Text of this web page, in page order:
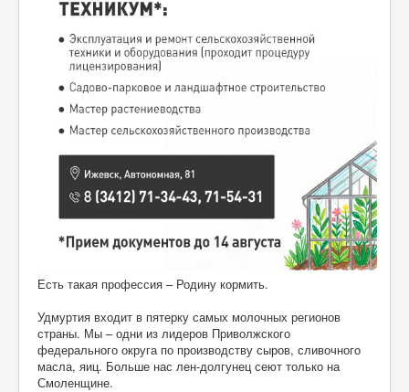
Есть такая профессия – Родину кормить.
Удмуртия входит в пятерку самых молочных регионов
страны. Мы – одни из лидеров Приволжского
федерального округа по производству сыров, сливочного
масла, яиц. Больше нас лен-долгунец сеют только на
Смоленщине.